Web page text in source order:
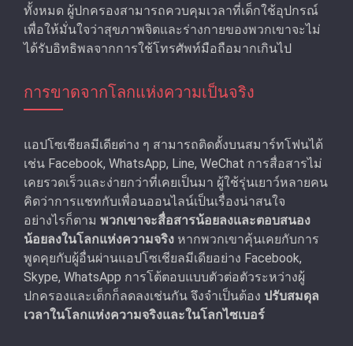
ทั้งหมด ผู้ปกครองสามารถควบคุมเวลาที่เด็กใช้อุปกรณ์
เพื่อให้มั่นใจว่าสุขภาพจิตและร่างกายของพวกเขาจะไม่
ได้รับอิทธิพลจากการใช้โทรศัพท์มือถือมากเกินไป
การขาดจากโลกแห่งความเป็นจริง
แอปโซเชียลมีเดียต่าง ๆ สามารถติดตั้งบนสมาร์ทโฟนได้
เช่น Facebook, WhatsApp, Line, WeChat การสื่อสารไม่
เคยรวดเร็วและง่ายกว่าที่เคยเป็นมา ผู้ใช้รุ่นเยาว์หลายคน
คิดว่าการแชทกับเพื่อนออนไลน์เป็นเรื่องน่าสนใจ
อย่างไรก็ตาม พวกเขาจะสื่อสารน้อยลงและตอบสนอง
น้อยลงในโลกแห่งความจริง หากพวกเขาคุ้นเคยกับการ
พูดคุยกับผู้อื่นผ่านแอปโซเชียลมีเดียอย่าง Facebook,
Skype, WhatsApp การโต้ตอบแบบตัวต่อตัวระหว่างผู้
ปกครองและเด็กก็ลดลงเช่นกัน จึงจําเป็นต้อง ปรับสมดุล
เวลาในโลกแห่งความจริงและในโลกไซเบอร์